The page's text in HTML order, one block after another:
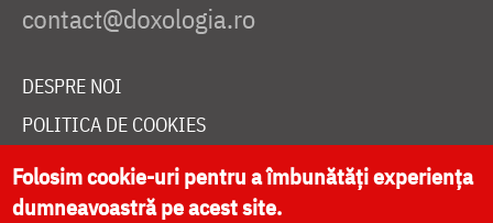
DESPRE NOI
POLITICA DE COOKIES
DONEAZĂ ONLINE PENTRU CATEDRALA NAȚIONALĂ
Folosim cookie-uri pentru a îmbunătăți experiența
dumneavoastră pe acest site.